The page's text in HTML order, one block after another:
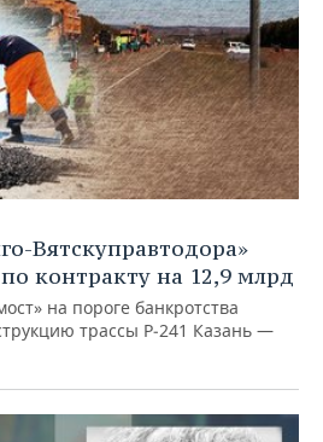
Вятскуправтодора»
контракту на 12,9 млрд
на пороге банкротства
трассы Р‑241 Казань —